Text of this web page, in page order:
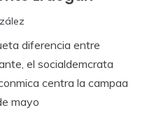
diferencia entre
el socialdemcrata
centra la campaa
mayo